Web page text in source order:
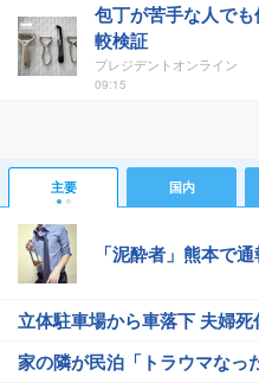
包丁が苦手な人で
較検証
プレジデントオンライン
09:15
主要 国内
「泥酔者」熊本で
立体駐車場から車落下 夫婦死
家の隣が民泊「トラウマなっ